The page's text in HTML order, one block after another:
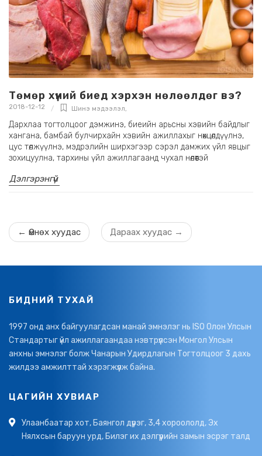
Төмөр хүний биед хэрхэн нөлөөлдөг вэ?
2018-12-12 Шинэ мэдээлэл,
Дархлаа тогтолцоог дэмжинэ, биеийн арьсны хэвийн байдлыг
хангана, бамбай булчирхайн хэвийн ажиллахыг нөхцөлдүүлнэ,
цус төлжүүлнэ, мэдрэлийн ширхэгээр сэрэл дамжих үйл явцыг
зохицуулна, тархины үйл ажиллагаанд чухал нөлөөтэй
Дэлгэрэнгүй
← Өмнөх хуудас Дараах хуудас →
БИДНИЙ ТУХАЙ
1997 онд анх байгуулагдсан манай эмнэлэг нь ISO Олон Улсын
Стандартыг үйл ажиллагаандаа нэвтрүүлсэн Монгол Улсын
анхны эмнэлэг болж Чанарын Удирдлагын Тогтолцоог 3 дахь
жилдээ амжилттай хэрэгжүүлж байна.
ЦАГИЙН ХУВИАР
Улаанбаатар хот, Баянгол дүүрэг, 3,4 хороололд, Эх
Нялхсын баруун урд, Билэг их дэлгүүрийн замын эсрэг талд